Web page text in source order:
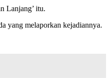
Lanjang’ itu.
yang melaporkan kejadiannya.